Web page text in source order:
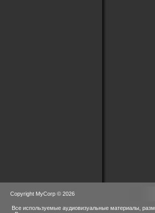
Copyright MyCorp © 2026
Все используемые аудиовизуальные материалы,